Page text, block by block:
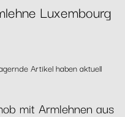
Luxembourg
Artikel haben aktuell
mit Armlehnen aus